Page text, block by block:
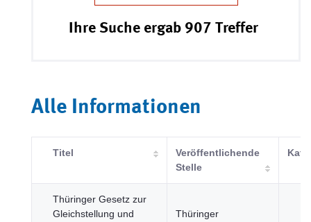
Ihre Suche ergab 907 Treffer
Alle Informationen
Titel
Veröffentlichende
Stelle
Thüringer Gesetz zur
Gleichstellung und
Thüringer